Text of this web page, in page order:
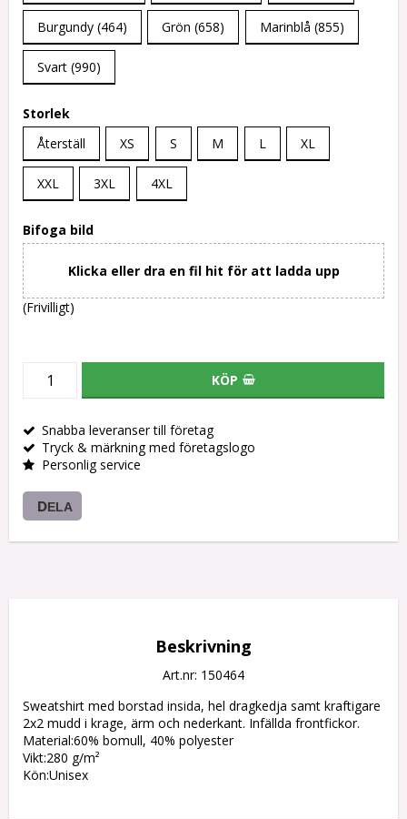
Burgundy (464) Grön (658) Marinblå (855)
Svart (990)
Storlek
Återställ
XS S M L XL
XXL 3XL 4XL
Bifoga bild
Klicka eller dra en fil hit för att ladda upp
(Frivilligt)
KÖP
Snabba leveranser till företag
Tryck & märkning med företagslogo
Personlig service
DELA
Beskrivning
Art.nr: 150464
Sweatshirt med borstad insida, hel dragkedja samt kraftigare
2x2 mudd i krage, ärm och nederkant. Infällda frontfickor.
Material:60% bomull, 40% polyester
Vikt:280 g/m²
Kön:Unisex